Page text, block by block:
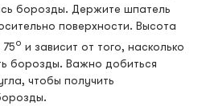
борозды. Держите шпатель
поверхности. Высота
о и зависит от того, насколько
борозды. Важно добиться
чтобы получить